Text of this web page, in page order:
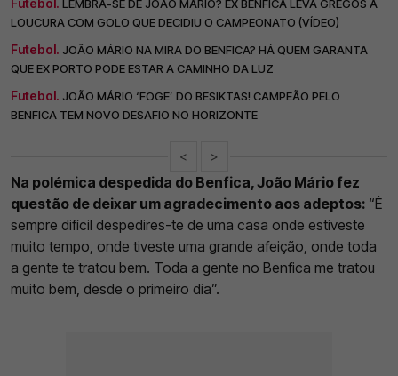
Futebol. LEMBRA-SE DE JOÃO MÁRIO? EX BENFICA LEVA GREGOS À
LOUCURA COM GOLO QUE DECIDIU O CAMPEONATO (VÍDEO)
Futebol. JOÃO MÁRIO NA MIRA DO BENFICA? HÁ QUEM GARANTA
QUE EX PORTO PODE ESTAR A CAMINHO DA LUZ
Futebol. JOÃO MÁRIO ‘FOGE’ DO BESIKTAS! CAMPEÃO PELO
BENFICA TEM NOVO DESAFIO NO HORIZONTE
< >
Na polémica despedida do Benfica, João Mário fez
questão de deixar um agradecimento aos adeptos: “É
sempre difícil despedires-te de uma casa onde estiveste
muito tempo, onde tiveste uma grande afeição, onde toda
a gente te tratou bem. Toda a gente no Benfica me tratou
muito bem, desde o primeiro dia”.